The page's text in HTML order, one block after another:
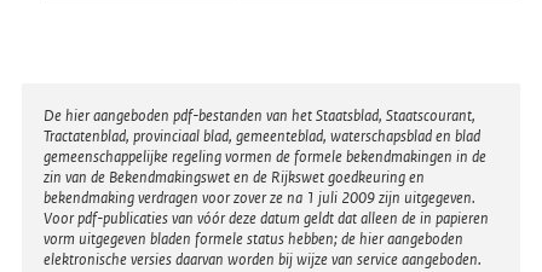
Disclaimer
De hier aangeboden pdf-bestanden van het Staatsblad, Staatscourant,
Tractatenblad, provinciaal blad, gemeenteblad, waterschapsblad en blad
gemeenschappelijke regeling vormen de formele bekendmakingen in de
zin van de Bekendmakingswet en de Rijkswet goedkeuring en
bekendmaking verdragen voor zover ze na 1 juli 2009 zijn uitgegeven.
Voor pdf-publicaties van vóór deze datum geldt dat alleen de in papieren
vorm uitgegeven bladen formele status hebben; de hier aangeboden
elektronische versies daarvan worden bij wijze van service aangeboden.